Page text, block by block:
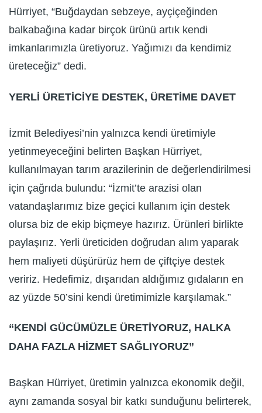
Hürriyet, “Buğdaydan sebzeye, ayçiçeğinden
balkabağına kadar birçok ürünü artık kendi
imkanlarımızla üretiyoruz. Yağımızı da kendimiz
üreteceğiz” dedi.
YERLİ ÜRETİCİYE DESTEK, ÜRETİME DAVET
İzmit Belediyesi’nin yalnızca kendi üretimiyle
yetinmeyeceğini belirten Başkan Hürriyet,
kullanılmayan tarım arazilerinin de değerlendirilmesi
için çağrıda bulundu: “İzmit’te arazisi olan
vatandaşlarımız bize geçici kullanım için destek
olursa biz de ekip biçmeye hazırız. Ürünleri birlikte
paylaşırız. Yerli üreticiden doğrudan alım yaparak
hem maliyeti düşürürüz hem de çiftçiye destek
veririz. Hedefimiz, dışarıdan aldığımız gıdaların en
az yüzde 50’sini kendi üretimimizle karşılamak.”
“KENDİ GÜCÜMÜZLE ÜRETİYORUZ, HALKA
DAHA FAZLA HİZMET SAĞLIYORUZ”
Başkan Hürriyet, üretimin yalnızca ekonomik değil,
aynı zamanda sosyal bir katkı sunduğunu belirterek,